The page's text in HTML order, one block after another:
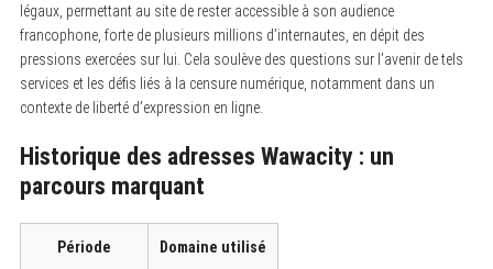
légaux, permettant au site de rester accessible à son audience
francophone, forte de plusieurs millions d’internautes, en dépit des
pressions exercées sur lui. Cela soulève des questions sur l’avenir de tels
services et les défis liés à la censure numérique, notamment dans un
contexte de liberté d’expression en ligne.
Historique des adresses Wawacity : un
parcours marquant
Période Domaine utilisé